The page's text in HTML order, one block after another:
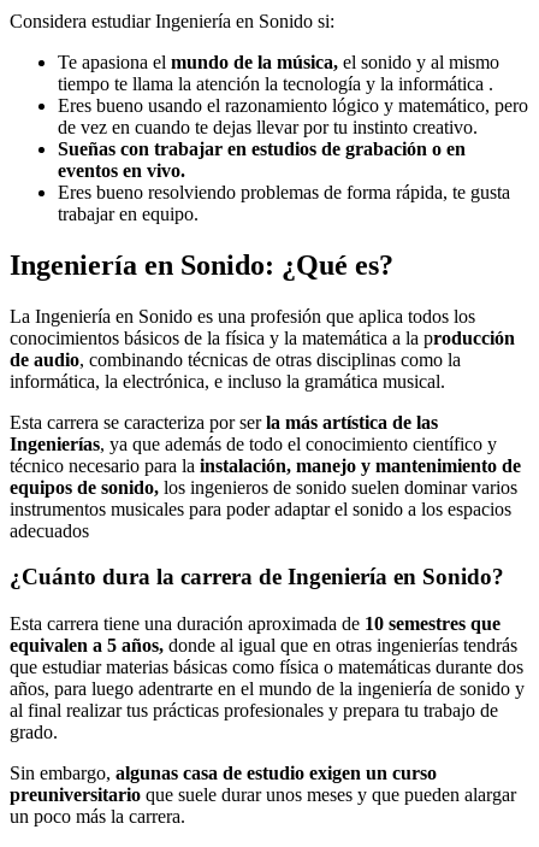
Considera estudiar Ingeniería en Sonido si:
Te apasiona el mundo de la música, el sonido y al mismo
tiempo te llama la atención la tecnología y la informática .
Eres bueno usando el razonamiento lógico y matemático, pero
de vez en cuando te dejas llevar por tu instinto creativo.
Sueñas con trabajar en estudios de grabación o en
eventos en vivo.
Eres bueno resolviendo problemas de forma rápida, te gusta
trabajar en equipo.
Ingeniería en Sonido: ¿Qué es?
La Ingeniería en Sonido es una profesión que aplica todos los
conocimientos básicos de la física y la matemática a la producción
de audio, combinando técnicas de otras disciplinas como la
informática, la electrónica, e incluso la gramática musical.
Esta carrera se caracteriza por serla más artística de las
Ingenierías, ya que además de todo el conocimiento científico y
técnico necesario para la instalación, manejo y mantenimiento de
equipos de sonido, los ingenieros de sonido suelen dominar varios
instrumentos musicales para poder adaptar el sonido a los espacios
adecuados
¿Cuánto dura la carrera de Ingeniería en Sonido?
Esta carrera tiene una duración aproximada de 10 semestres que
equivalen a 5 años, donde al igual que en otras ingenierías tendrás
que estudiar materias básicas como física o matemáticas durante dos
años, para luego adentrarte en el mundo de la ingeniería de sonido y
al final realizar tus prácticas profesionales y prepara tu trabajo de
grado.
Sin embargo, algunas casa de estudio exigen un curso
preuniversitario que suele durar unos meses y que pueden alargar
un poco más la carrera.